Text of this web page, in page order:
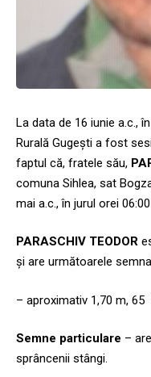
La data de 16 iunie a.c.,
Rurală Gugești a fost
faptul că, fratele său,
comuna Sihlea, sat
mai a.c., în jurul orei
PARASCHIV TEODOR
și are următoarele
– aproximativ 1,70 m,
Semne particulare –
sprâncenii stângi.